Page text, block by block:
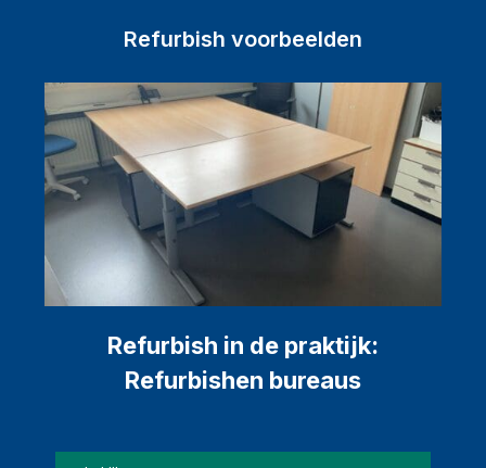
Refurbish voorbeelden
Refurbish in de praktijk:
Refurbishen bureaus